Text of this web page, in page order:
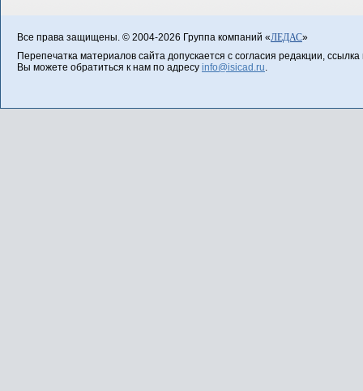
Все права защищены. © 2004-2026 Группа компаний «ЛЕДАС»
Перепечатка материалов сайта допускается с согласия редакции,
Вы можете обратиться к нам по адресу info@isicad.ru.